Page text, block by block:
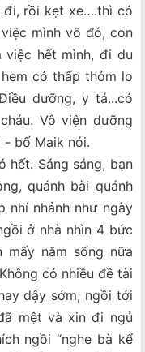
đi, rồi kẹt xe….thì có
mình vô đó, con
việc hết mình, đi du
có thấp thỏm lo
dưỡng, y tá...có
Vô viện dưỡng
- bố Maik nói.
hết. Sáng sáng, bạn
quánh bài quánh
nhí nhảnh như ngày
ở nhà nhìn 4 bức
năm sống nữa
có nhiều đề tài
dậy sớm, ngồi tới
mệt và xin đi ngủ
ngồi “nghe bà kể